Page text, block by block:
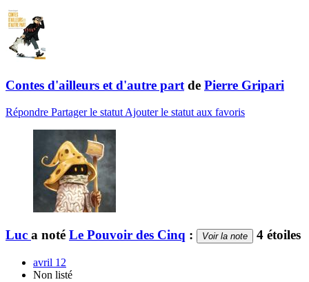
Contes d'ailleurs et d'autre part de Pierre Gripari
Répondre Partager le statut Ajouter le statut aux favoris
Luc a noté Le Pouvoir des Cinq : Voir la note 4 étoiles
avril 12
Non listé